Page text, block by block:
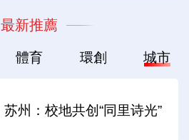
最新推薦
體育 環創 城市
苏州：校地共创“同里诗光”